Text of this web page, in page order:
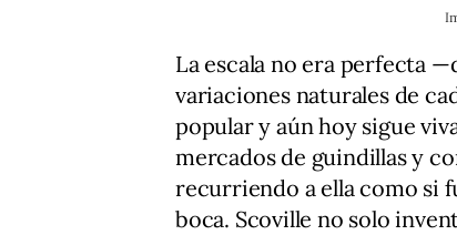
La escala no era perfecta
variaciones naturales de
popular y aún hoy sigue
mercados de guindillas y
recurriendo a ella como si
boca. Scoville no solo